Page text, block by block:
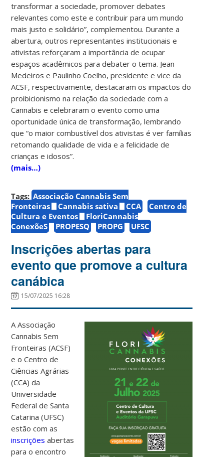
transformar a sociedade, promover debates
relevantes como este e contribuir para um mundo
mais justo e solidário”, complementou. Durante a
abertura, outros representantes institucionais e
ativistas reforçaram a importância de ocupar
espaços acadêmicos para debater o tema. Jean
Medeiros e Paulinho Coelho, presidente e vice da
ACSF, respectivamente, destacaram os impactos do
proibicionismo na relação da sociedade com a
Cannabis e celebraram o evento como uma
oportunidade única de transformação, lembrando
que “o maior combustível dos ativistas é ver famílias
retomando qualidade de vida e a felicidade de
crianças e idosos”.
(mais…)
Tags: Associação Cannabis Sem
Fronteiras
Cannabis sativa CCA
Centro de
Cultura e Eventos
FloriCannabis
ConexõeS
PROPESQ PROPG UFSC
Inscrições abertas para
evento que promove a cultura
canábica
15/07/2025 16:28
A Associação
Cannabis Sem
Fronteiras (ACSF)
e o Centro de
Ciências Agrárias
(CCA) da
Universidade
Federal de Santa
Catarina (UFSC)
estão com as
inscriçõesabertas
para o encontro